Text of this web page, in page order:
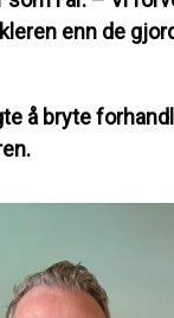
enn de
å bryte